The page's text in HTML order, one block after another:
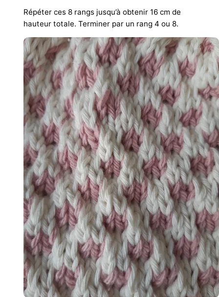
Répéter ces 8 rangs jusqu’à obtenir 16 cm de
hauteur totale. Terminer par un rang 4 ou 8.